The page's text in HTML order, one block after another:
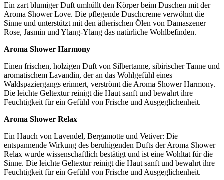
Ein zart blumiger Duft umhüllt den Körper beim Duschen mit der
Aroma Shower Love. Die pflegende Duschcreme verwöhnt die
Sinne und unterstützt mit den ätherischen Ölen von Damaszener
Rose, Jasmin und Ylang-Ylang das natürliche Wohlbefinden.
Aroma Shower Harmony
Einen frischen, holzigen Duft von Silbertanne, sibirischer Tanne und
aromatischem Lavandin, der an das Wohlgefühl eines
Waldspaziergangs erinnert, verströmt die Aroma Shower Harmony.
Die leichte Geltextur reinigt die Haut sanft und bewahrt ihre
Feuchtigkeit für ein Gefühl von Frische und Ausgeglichenheit.
Aroma Shower Relax
Ein Hauch von Lavendel, Bergamotte und Vetiver: Die
entspannende Wirkung des beruhigenden Dufts der Aroma Shower
Relax wurde wissenschaftlich bestätigt und ist eine Wohltat für die
Sinne. Die leichte Geltextur reinigt die Haut sanft und bewahrt ihre
Feuchtigkeit für ein Gefühl von Frische und Ausgeglichenheit.